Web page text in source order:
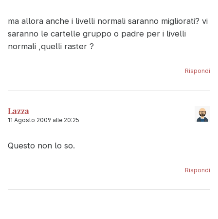
ma allora anche i livelli normali saranno migliorati? vi
saranno le cartelle gruppo o padre per i livelli
normali ,quelli raster ?
Rispondi
Lazza
11 Agosto 2009 alle 20:25
Questo non lo so.
Rispondi